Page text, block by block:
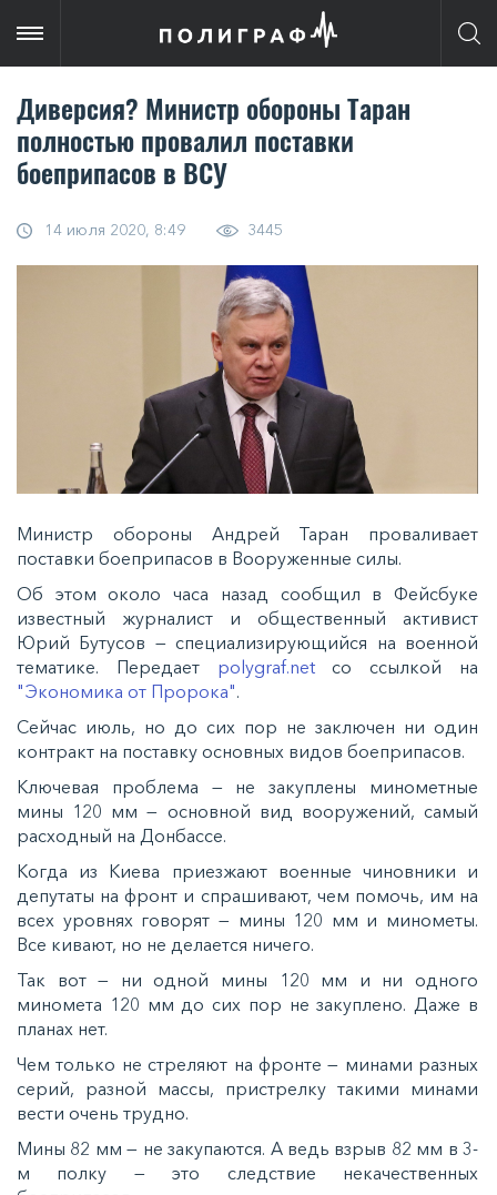
Диверсия? Министр обороны Таран
полностью провалил поставки
боеприпасов в ВСУ
14 июля 2020, 8:49 3445
Министр обороны Андрей Таран проваливает
поставки боеприпасов в Вооруженные силы.
Об этом около часа назад сообщил в Фейсбуке
известный журналист и общественный активист
Юрий Бутусов — специализирующийся на военной
тематике. Передает polygraf.netсо ссылкой на
"Экономика от Пророка".
Сейчас июль, но до сих пор не заключен ни один
контракт на поставку основных видов боеприпасов.
Ключевая проблема — не закуплены минометные
мины 120 мм — основной вид вооружений, самый
расходный на Донбассе.
Когда из Киева приезжают военные чиновники и
депутаты на фронт и спрашивают, чем помочь, им на
всех уровнях говорят — мины 120 мм и минометы.
Все кивают, но не делается ничего.
Так вот — ни одной мины 120 мм и ни одного
миномета 120 мм до сих пор не закуплено. Даже в
планах нет.
Чем только не стреляют на фронте — минами разных
серий, разной массы, пристрелку такими минами
вести очень трудно.
Мины 82 мм — не закупаются. А ведь взрыв 82 мм в 3-
м полку — это следствие некачественных